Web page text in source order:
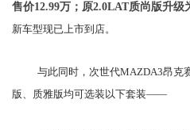
售价12.99万 ；原2.0LAT质尚版升级
新车型现已上市到店。
与此同时，次世代MAZDA3昂克
版、质雅版均可选装以下套装——